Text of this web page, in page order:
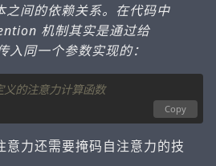
之间的依赖关系。​在代码中
机制其实是通过给
入同一个参数实现的：
的注意力计算函数
Copy
力还需要掩码自注意力的技